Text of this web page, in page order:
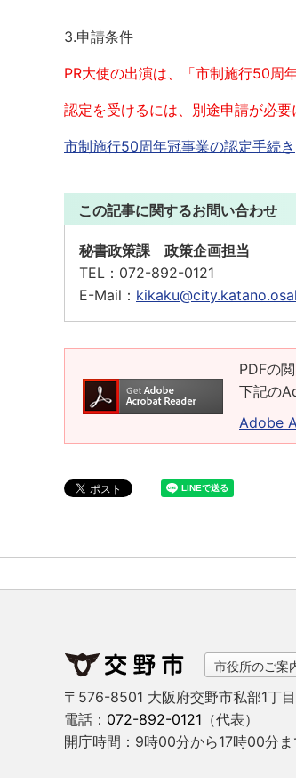
3.申請条件
PR大使の出演は、「市制施行50周
認定を受けるには、別途申請が必要
市制施行50周年冠事業の認定手続き
この記事に関するお問い合わせ
秘書政策課 政策企画担当
TEL： 072-892-0121
E-Mail：
PDFの
下記の
Adobe
市役所のご案
〒576-8501 大阪府交野市私部1丁
電話： 072-892-0121 （代表）
開庁時間：9時00分から17時00分